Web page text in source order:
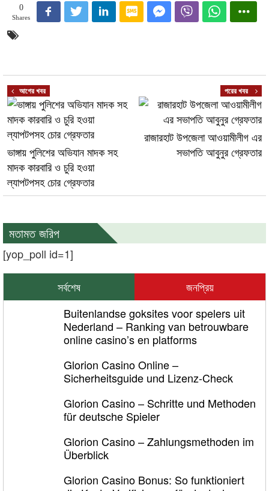
0
Shares
আগের খবর
ভাঙ্গায় পুলিশের অভিযান মাদক সহ
মাদক কারবারি ও চুরি হওয়া
ল্যাপটপসহ চোর গ্রেফতার
পরের খবর
রাজারহাট উপজেলা আওয়ামীলীগ এর
সভাপতি আবুনুর গ্রেফতার
মতামত জরিপ
[yop_poll id=1]
সর্বশেষ
জনপ্রিয়
Buitenlandse goksites voor spelers uit
Nederland – Ranking van betrouwbare
online casino’s en platforms
Glorion Casino Online –
Sicherheitsguide und Lizenz‑Check
Glorion Casino – Schritte und Methoden
für deutsche Spieler
Glorion Casino – Zahlungsmethoden im
Überblick
Glorion Casino Bonus: So funktioniert